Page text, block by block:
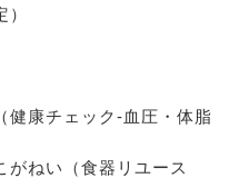
康チェック-血圧・体脂
ねい（食器リユース